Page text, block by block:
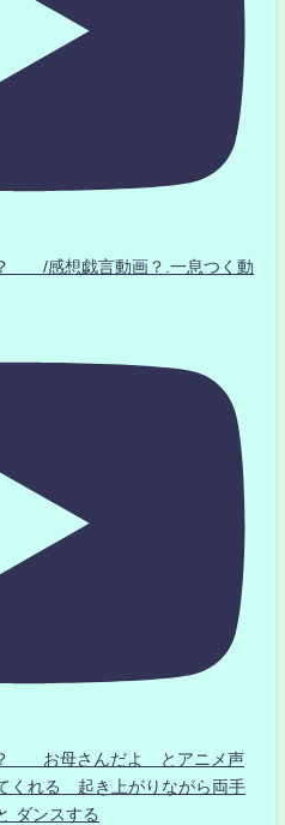
/感想戯言動画？.一息つく動
？ お母さんだよ とアニメ声
くれる 起き上がりながら両手
ダンスする